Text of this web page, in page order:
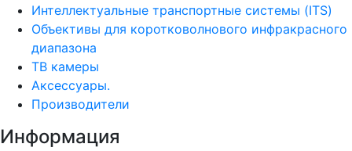
Интеллектуальные транспортные системы (ITS)
Объективы для коротковолнового инфракрасного
диапазона
ТВ камеры
Аксессуары.
Производители
Информация